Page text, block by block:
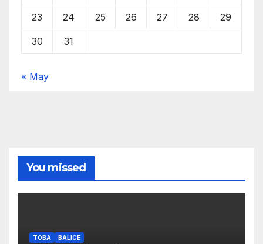
23 24 25 26 27 28 29
30 31
« May
You missed
TOBA BALIGE